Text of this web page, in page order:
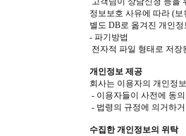
정보보호 사유에 따라 (
별도 DB로 옮겨진 개인
- 파기방법
전자적 파일 형태로 저
개인정보 제공
회사는 이용자의 개인정
- 이용자들이 사전에 동
- 법령의 규정에 의거하
수집한 개인정보의 위탁